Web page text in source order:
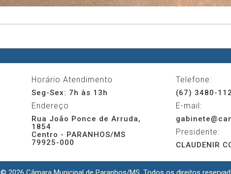
Horário Atendimento
Seg-Sex: 7h às 13h
Endereço
Rua João Ponce de Arruda,
1854
Centro - PARANHOS/MS
79925-000
Telefone:
(67) 3480-
E-mail:
Presidente:
CLAUDENIR